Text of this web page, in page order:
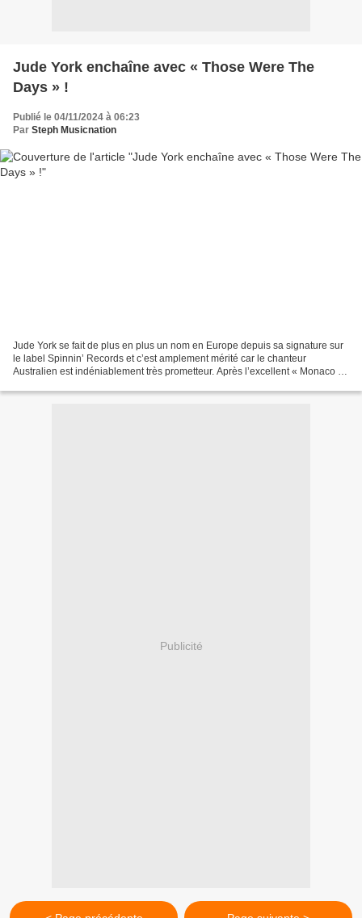
Jude York enchaîne avec « Those Were The
Days » !
Publié le 04/11/2024 à 06:23
Par Steph Musicnation
Jude York se fait de plus en plus un nom en Europe depuis sa signature sur
le label Spinnin’ Records et c’est amplement mérité car le chanteur
Australien est indéniablement très prometteur. Après l’excellent « Monaco »
Publicité